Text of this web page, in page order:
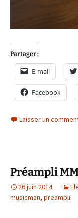
Partager :
E-mail
Facebook
Laisser un
Préampli
26 juin 2014
musicman, preampli